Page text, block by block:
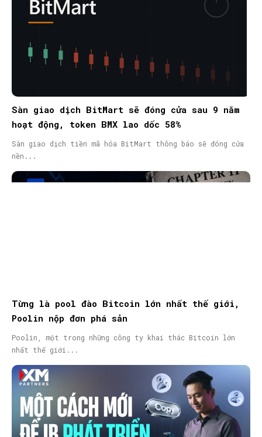
Sàn giao dịch BitMart sẽ đóng cửa sau 9 năm
hoạt động, token BMX lao dốc 58%
Sàn giao dịch tiền mã hóa BitMart thông báo sẽ đóng cửa
nền...
Từng là pool đào Bitcoin lớn nhất thế giới,
Poolin nộp đơn phá sản
Poolin, một trong những công ty khai thác Bitcoin lớn
nhất thế giới...